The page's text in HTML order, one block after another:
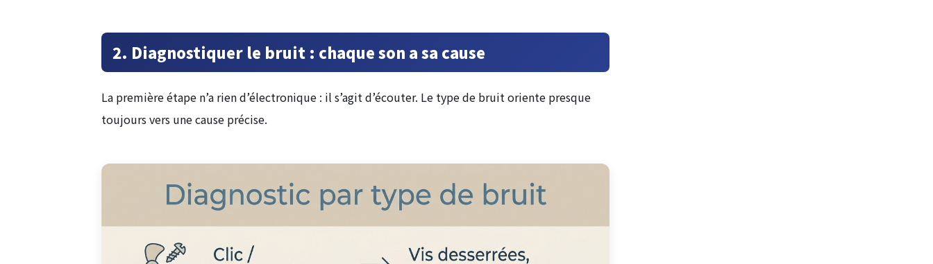
2. Diagnostiquer le bruit : chaque son a sa cause
La première étape n’a rien d’électronique : il s’agit d’écouter. Le type de bruit oriente presque
toujours vers une cause précise.